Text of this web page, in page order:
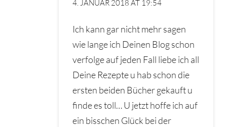
4. JANUAR 2018 AT 19:54
Ich kann gar nicht mehr sagen
wie lange ich Deinen Blog schon
verfolge auf jeden Fall liebe ich all
Deine Rezepte u hab schon die
ersten beiden Bücher gekauft u
finde es toll… U jetzt hoffe ich auf
ein bisschen Glück bei der